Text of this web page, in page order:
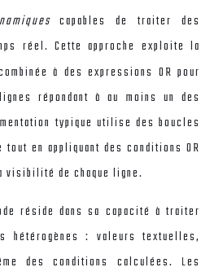
capables de traiter des
réel. Cette approche exploite la
à des expressions OR pour
répondant à au moins un des
typique utilise des boucles
en appliquant des conditions OR
visibilité de chaque ligne.
réside dans sa capacité à traiter
hétérogènes : valeurs textuelles,
des conditions calculées. Les